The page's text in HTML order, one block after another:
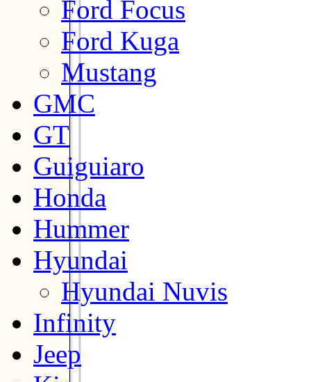
Ford Focus
Ford Kuga
Mustang
GMC
GT
Guiguiaro
Honda
Hummer
Hyundai
Hyundai Nuvis
Infinity
Jeep